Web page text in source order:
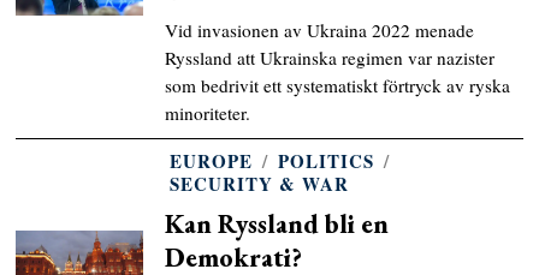
Vid invasionen av Ukraina 2022 menade
Ryssland att Ukrainska regimen var nazister
som bedrivit ett systematiskt förtryck av ryska
minoriteter.
EUROPE / POLITICS /
SECURITY & WAR
Kan Ryssland bli en
Demokrati?